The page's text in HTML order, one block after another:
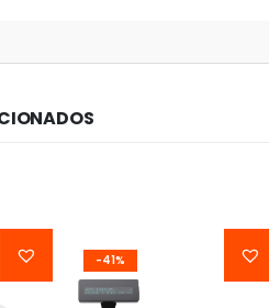
-41%